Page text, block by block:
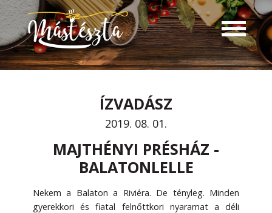
ÍZVADÁSZ
2019. 08. 01.
MAJTHÉNYI PRÉSHÁZ -
BALATONLELLE
Nekem a Balaton a Riviéra. De tényleg. Minden
gyerekkori és fiatal felnőttkori nyaramat a déli